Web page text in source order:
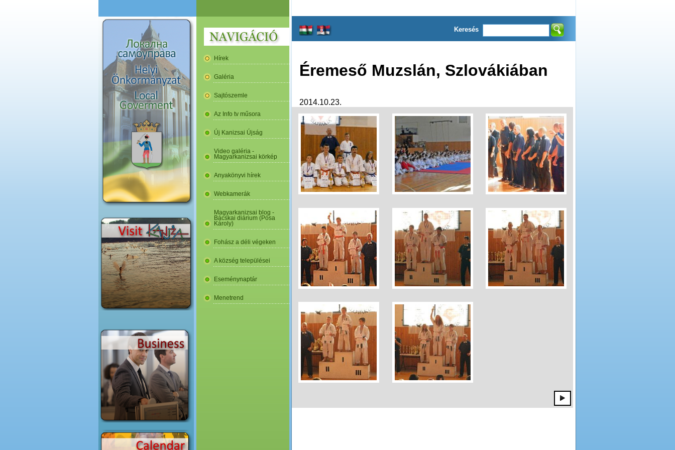
Hírek
Galéria
Sajtószemle
Az Info tv műsora
Új Kanizsai Újság
Video galéria -
Magyarkanizsai körkép
Anyakönyvi hírek
Webkamerák
Magyarkanizsai blog -
Bácskai diárium (Pósa
Károly)
Fohász a déli végeken
A község települései
Eseménynaptár
Menetrend
Keresés
Éremeső Muzslán, Szlovákiában
2014.10.23.